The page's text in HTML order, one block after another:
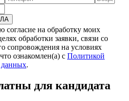
согласие на обработку моих
обработки заявки, связи со
сопровождения на условиях
ознакомлен(а) с Политикой
данных.
для кандидата